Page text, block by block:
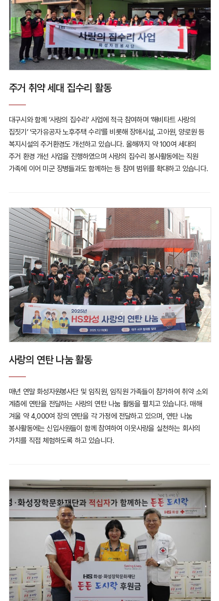
주거 취약 세대 집수리 활동
대구시와 함께 ‘사랑의 집수리’ 사업에 적극 참여하며 ‘해비타트 사랑의
집짓기’ ‘국가유공자 노후주택 수리’를 비롯해장애시설, 고아원, 양로원 등
복지시설의 주거환경도 개선하고 있습니다. 올해까지 약 100여 세대의
주거 환경 개선 사업을 진행하였으며 사랑의 집수리 봉사활동에는 직원
가족에 이어 미군 장병들과도 함께하는 등 참여 범위를 확대하고 있습니다.
사랑의 연탄 나눔 활동
매년 연말 화성자원봉사단 및 임직원, 임직원 가족들이 참가하여 취약 소외
계층에 연탄을 전달하는 사랑의 연탄 나눔 활동을 펼치고있습니다. 매해
겨울 약 4,000여 장의 연탄을 각 가정에 전달하고 있으며,연탄 나눔
봉사활동에는 신입사원들이 함께 참여하여 이웃사랑을 실천하는 회사의
가치를 직접 체험하도록 하고 있습니다.